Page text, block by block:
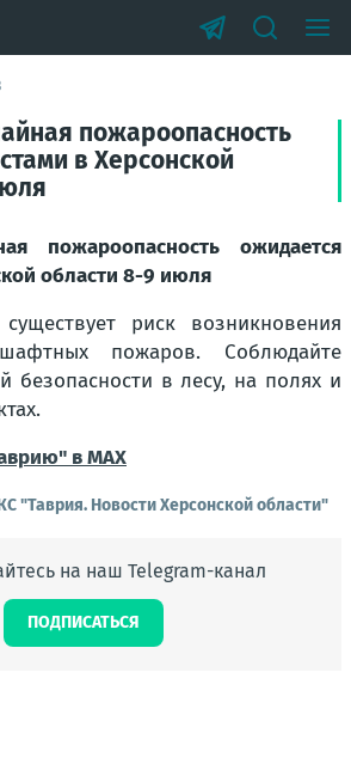
пожароопасность
в Херсонской
пожароопасность ожидается
области 8-9 июля
риск возникновения
пожаров. Соблюдайте
безопасности в лесу, на полях и
в MAX
"Таврия. Новости Херсонской области"
на наш Telegram-канал
ПОДПИСАТЬСЯ